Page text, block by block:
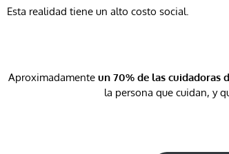
Esta realidad tiene un alto costo social.
Aproximadamente un 70% de las cuidadoras
la persona que cuidan, y